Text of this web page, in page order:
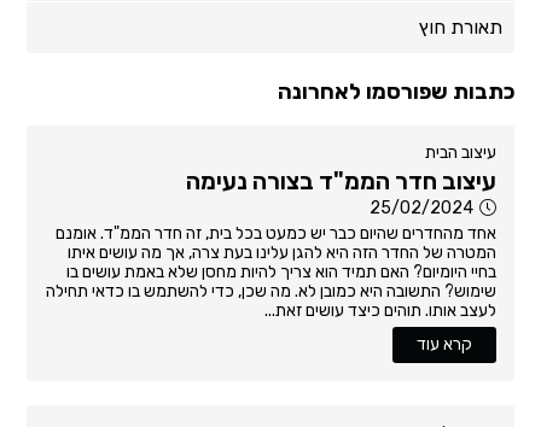
תאורת חוץ
כתבות שפורסמו לאחרונה
עיצוב הבית
עיצוב חדר הממ"ד בצורה נעימה
25/02/2024
אחד מהחדרים שהיום כבר יש כמעט בכל בית, זה חדר הממ"ד. אומנם
המטרה של החדר הזה היא להגן עלינו בעת צרה, אך מה עושים איתו
בחיי היומיום? האם תמיד הוא צריך להיות מחסן שלא באמת עושים בו
שימוש? התשובה היא כמובן לא. מה שכן, כדי להשתמש בו כדאי תחילה
לעצב אותו. תוהים כיצד עושים זאת...
קרא עוד